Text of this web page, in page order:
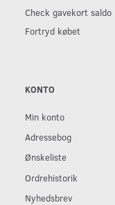
Check gavekort saldo
Fortryd købet
KONTO
Min konto
Adressebog
Ønskeliste
Ordrehistorik
Nyhedsbrev